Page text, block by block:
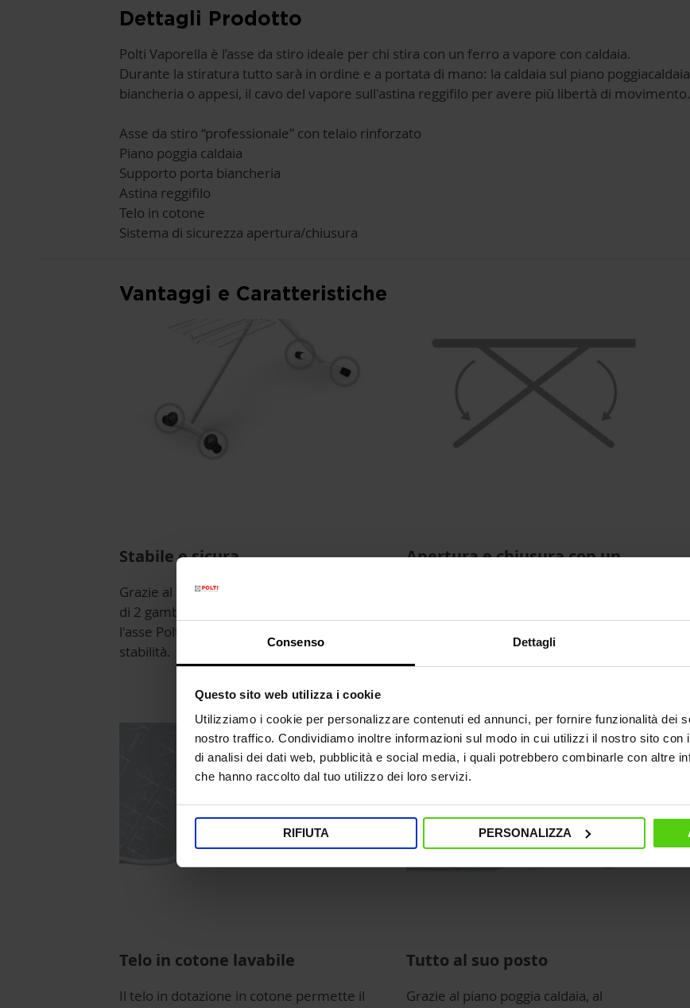
Consenso Dettagli
Questo sito web utilizza i cookie
Utilizziamo i cookie per personalizzare contenuti ed annunci, per fornire funzionalità dei
nostro traffico. Condividiamo inoltre informazioni sul modo in cui utilizzi il nostro sito con
di analisi dei dati web, pubblicità e social media, i quali potrebbero combinarle con altre
che hanno raccolto dal tuo utilizzo dei loro servizi.
RIFIUTA PERSONALIZZA
Dettagli Prodotto
Polti Vaporella è l’asse da stiro ideale per chi stira con un ferro a vapore con caldaia.
Durante la stiratura tutto sarà in ordine e a portata di mano: la caldaia sul piano
biancheria o appesi, il cavo del vapore sull'astina reggifilo per avere più libertà di movimento.
Asse da stiro “professionale” con telaio rinforzato
Piano poggia caldaia
Supporto porta biancheria
Astina reggifilo
Telo in cotone
Sistema di sicurezza apertura/chiusura
Vantaggi e Caratteristiche
Stabile e sicura
Grazie al telaio rinforzato e alla presenza
di 2 gambe con diametro 38mm, con
l'asse Polti Vaporella si stira in completa
stabilità.
Apertura e chiusura con un
chiudere l'asse in un attimo.
Telo in cotone lavabile
Il telo in dotazione in cotone permette il
Tutto al suo posto
Grazie al piano poggia caldaia, al